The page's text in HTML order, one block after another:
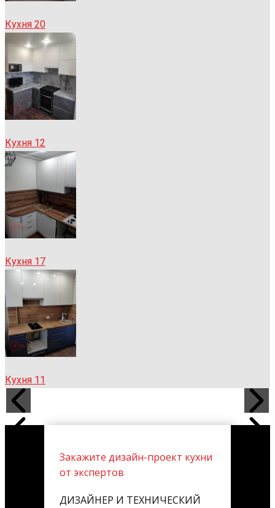
Кухня 20
Кухня 12
Кухня 17
Кухня 11
Закажите дизайн-проект кухни
от экспертов
ДИЗАЙНЕР И ТЕХНИЧЕСКИЙ